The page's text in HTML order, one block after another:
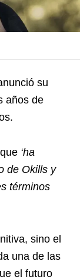
su
años de
‘ha
de Okills y
términos
sino el
una de las
el futuro